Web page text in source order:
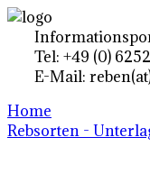
Tel: +49 (0)
E-Mail:
Home
Rebsorten -